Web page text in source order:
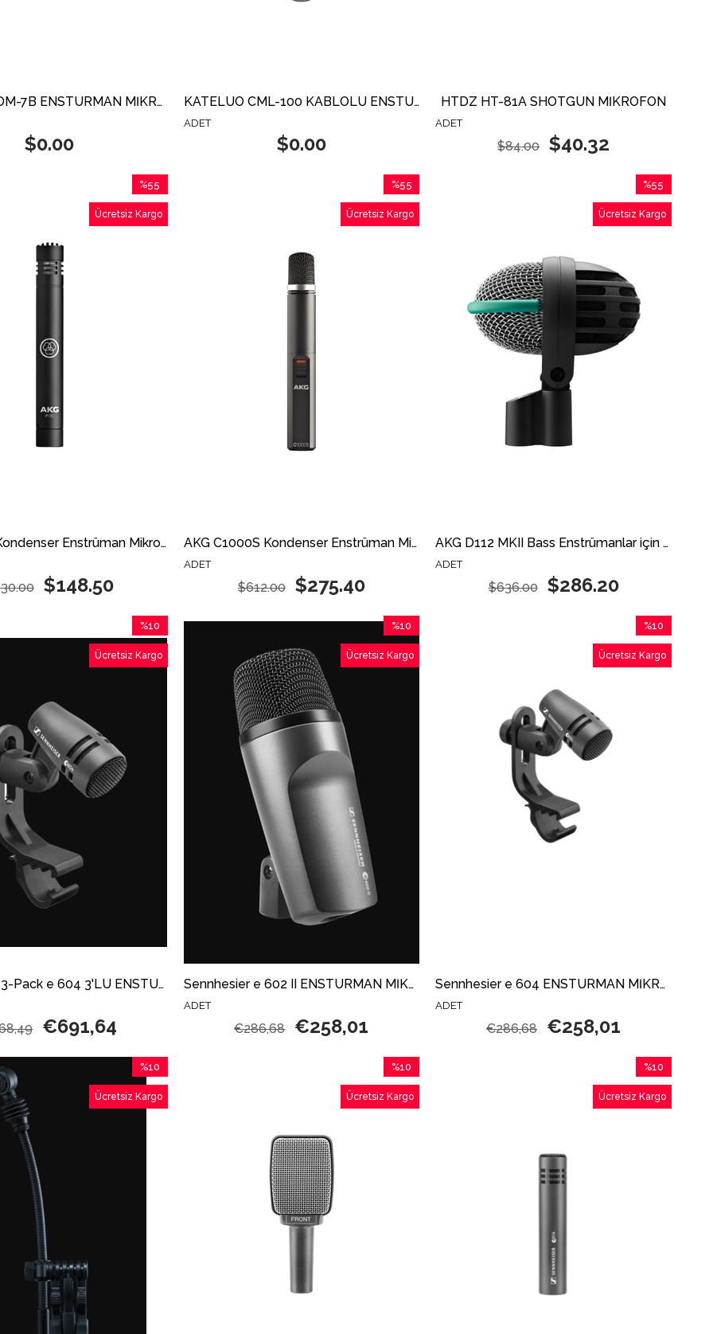
KATELUO DM-7B ENSTÜRMAN MİKROFON SET
$0.00
KATELUO CML-100 KABLOLU ENSTÜRMAN MİKROFON
ADET
$0.00
HTDZ HT-81A SHOTGUN MİKROFON
ADET
$40.32
$84.00
AKG P170 Kondenser Enstrüman Mikrofonu
$148.50
%55
İndirim
%55İndirim
Ücretsiz Kargo
AKG C1000S Kondenser Enstrüman Mikrofonu
ADET
$275.40
$612.00
%55
İndirim
%55İndirim
Ücretsiz Kargo
AKG D112 MKII Bass Enstrümanlar için Dinamik Enstrüman Mikrofonu
ADET
$286.20
$636.00
%55
İndirim
%55İndirim
Ücretsiz Kargo
Sennhesier 3-Pack e 604 3'LÜ ENSTÜRMAN MİKROFON SETİ
€691,64
%10
İndirim
%10İndirim
Ücretsiz Kargo
Sennhesier e 602 II ENSTÜRMAN MİKROFON
ADET
€258,01
€286,68
%10
İndirim
%10İndirim
Ücretsiz Kargo
Sennhesier e 604 ENSTÜRMAN MİKROFON
ADET
€258,01
€286,68
%10
İndirim
%10İndirim
Ücretsiz Kargo
%10
İndirim
%10İndirim
Ücretsiz Kargo
%10
İndirim
%10İndirim
Ücretsiz Kargo
%10
İndirim
%10İndirim
Ücretsiz Kargo